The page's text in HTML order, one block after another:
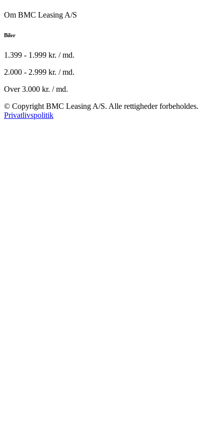
Om BMC Leasing A/S
Biler
1.399 - 1.999 kr. / md.
2.000 - 2.999 kr. / md.
Over 3.000 kr. / md.
© Copyright BMC Leasing A/S. Alle rettigheder forbeholdes.
Privatlivspolitik